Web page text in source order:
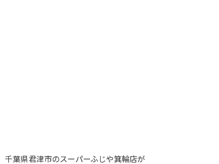
千葉県君津市のスーパーふじや箕輪店が